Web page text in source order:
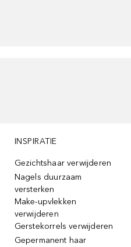
INSPIRATIE
Gezichtshaar verwijderen
Nagels duurzaam
versterken
Make-upvlekken
verwijderen
Gerstekorrels verwijderen
Gepermanent haar